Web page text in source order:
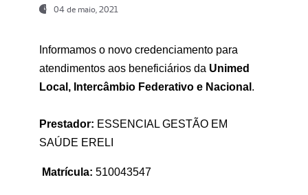
04 de maio, 2021
Informamos o novo credenciamento para
atendimentos aos beneficiários da Unimed
Local, Intercâmbio Federativo e Nacional .
Prestador: ESSENCIAL GESTÃO EM
SAÚDE ERELI
Matrícula: 510043547